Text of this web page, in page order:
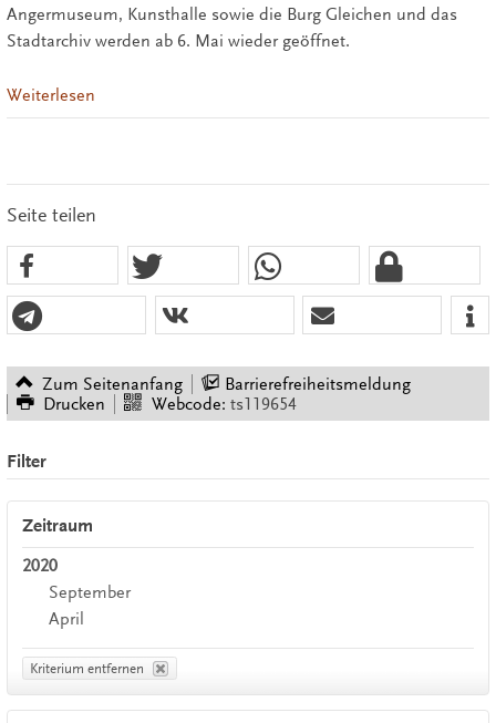
Angermuseum, Kunsthalle sowie die Burg Gleichen und das
Stadtarchiv werden ab 6. Mai wieder geöffnet.
Weiterlesen
Seite teilen
Zum Seitenanfang
Barrierefreiheitsmeldung
Drucken
Webcode: ts119654
Filter
Zeitraum
2020
September
April
Kriterium entfernen